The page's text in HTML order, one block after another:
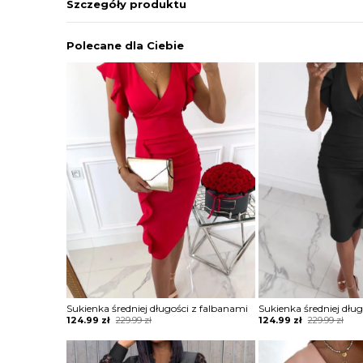
Szczegóły produktu
Polecane dla Ciebie
Sukienka średniej długości z falbanami
229.99zł
Original
was:
229.99 zł.
124.99 zł
Current
is:
124.99 zł.
Sukienka średniej
229.99zł
Original
was:
229.99 zł.
124.99 zł
Current
is:
124.99 zł.